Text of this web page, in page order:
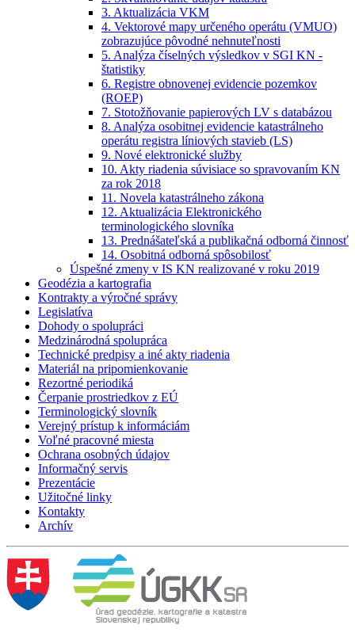
3. Aktualizácia VKM
4. Vektorové mapy určeného operátu (VMUO)
zobrazujúce pôvodné nehnuteľnosti
5. Analýza číselných výsledkov v SGI KN -
štatistiky
6. Registre obnovenej evidencie pozemkov
(ROEP)
7. Stotožňovanie papierových LV s databázou
8. Analýza osobitnej evidencie katastrálneho
operátu registra líniových stavieb (LS)
9. Nové elektronické služby
10. Akty riadenia súvisiace so spravovaním KN
za rok 2018
11. Novela katastrálneho zákona
12. Aktualizácia Elektronického
terminologického slovníka
13. Prednášateľská a publikačná odborná činnosť
14. Osobitná odborná spôsobilosť
Úspešné zmeny v IS KN realizované v roku 2019
Geodézia a kartografia
Kontrakty a výročné správy
Legislatíva
Dohody o spolupráci
Medzinárodná spolupráca
Technické predpisy a iné akty riadenia
Materiál na pripomienkovanie
Rezortné periodiká
Čerpanie prostriedkov z EÚ
Terminologický slovník
Verejný prístup k informáciám
Voľné pracovné miesta
Ochrana osobných údajov
Informačný servis
Prezentácie
Užitočné linky
Kontakty
Archív